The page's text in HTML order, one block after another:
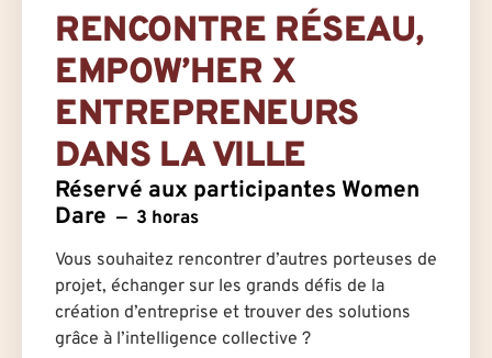
RENCONTRE RÉSEAU,
EMPOW’HER X
ENTREPRENEURS
DANS LA VILLE
Réservé aux participantes Women
Dare
3 horas
Vous souhaitez rencontrer d’autres porteuses de
projet, échanger sur les grands défis de la
création d’entreprise et trouver des solutions
grâce à l’intelligence collective ?